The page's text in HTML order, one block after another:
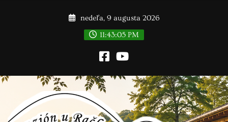
nedeľa, 9 augusta 2026
11:43:06 PM